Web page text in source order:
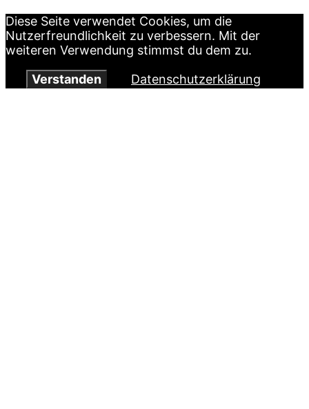
Diese Seite verwendet Cookies, um die
Nutzerfreundlichkeit zu verbessern. Mit der
weiteren Verwendung stimmst du dem zu.
Verstanden
Datenschutzerklärung